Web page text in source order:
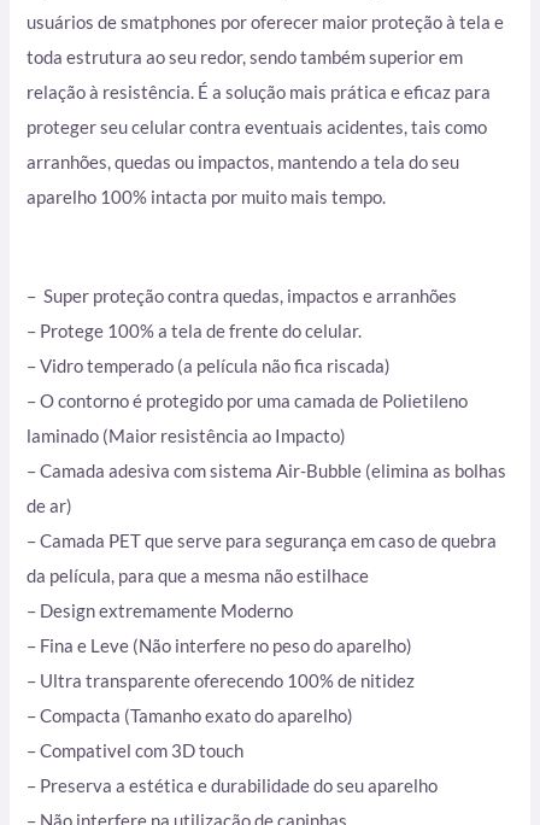
usuários de smatphones por oferecer maior proteção à tela e
toda estrutura ao seu redor, sendo também superior em
relação à resistência. É a solução mais prática e eficaz para
proteger seu celular contra eventuais acidentes, tais como
arranhões, quedas ou impactos, mantendo a tela do seu
aparelho 100% intacta por muito mais tempo.
– Super proteção contra quedas, impactos e arranhões
– Protege 100% a tela de frente do celular.
– Vidro temperado (a película não fica riscada)
– O contorno é protegido por uma camada de Polietileno
laminado (Maior resistência ao Impacto)
– Camada adesiva com sistema Air-Bubble (elimina as bolhas
de ar)
– Camada PET que serve para segurança em caso de quebra
da película, para que a mesma não estilhace
– Design extremamente Moderno
– Fina e Leve (Não interfere no peso do aparelho)
– Ultra transparente oferecendo 100% de nitidez
– Compacta (Tamanho exato do aparelho)
– Compativel com 3D touch
– Preserva a estética e durabilidade do seu aparelho
– Não interfere na utilização de capinhas